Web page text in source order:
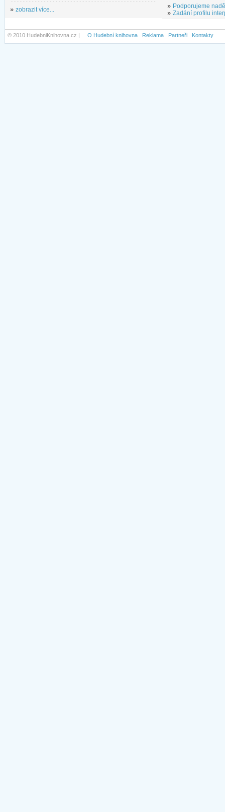
» zobrazit více... » Podporujeme
» Zadání profilu
© 2010 HudebniKnihovna.cz | O Hudební knihovna Reklama Partneři Kontakty